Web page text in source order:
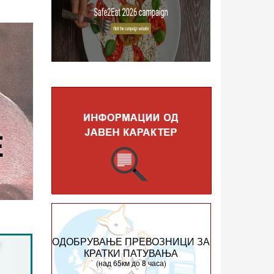
ОДОБРУВАЊЕ ПРЕВОЗНИЦИ ЗА
КРАТКИ ПАТУВАЊА
(над 65км до 8 часа)